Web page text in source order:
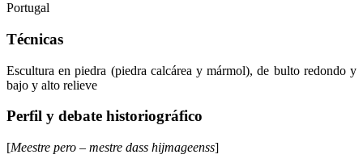
Portugal
Técnicas
Escultura en piedra (piedra calcárea y mármol), de bulto redondo y
bajo y alto relieve
Perfil y debate historiográfico
[Meestre pero – mestre dass hijmageenss]